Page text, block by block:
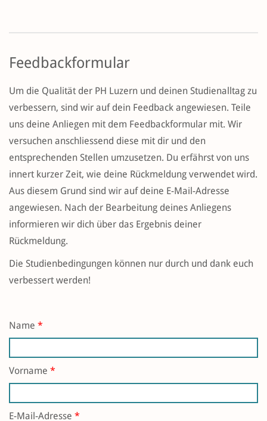
Feedbackformular
Um die Qualität der PH Luzern und deinen Studienalltag zu
verbessern, sind wir auf dein Feedback angewiesen. Teile
uns deine Anliegen mit dem Feedbackformular mit. Wir
versuchen anschliessend diese mit dir und den
entsprechenden Stellen umzusetzen. Du erfährst von uns
innert kurzer Zeit, wie deine Rückmeldung verwendet wird.
Aus diesem Grund sind wir auf deine E-Mail-Adresse
angewiesen. Nach der Bearbeitung deines Anliegens
informieren wir dich über das Ergebnis deiner
Rückmeldung.
Die Studienbedingungen können nur durch und dank euch
verbessert werden!
Name *
Vorname *
E-Mail-Adresse *